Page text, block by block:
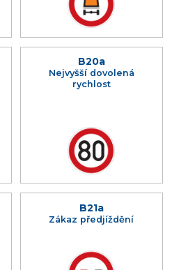
B20a
Nejvyšší dovolená
rychlost
B21a
Zákaz předjíždění